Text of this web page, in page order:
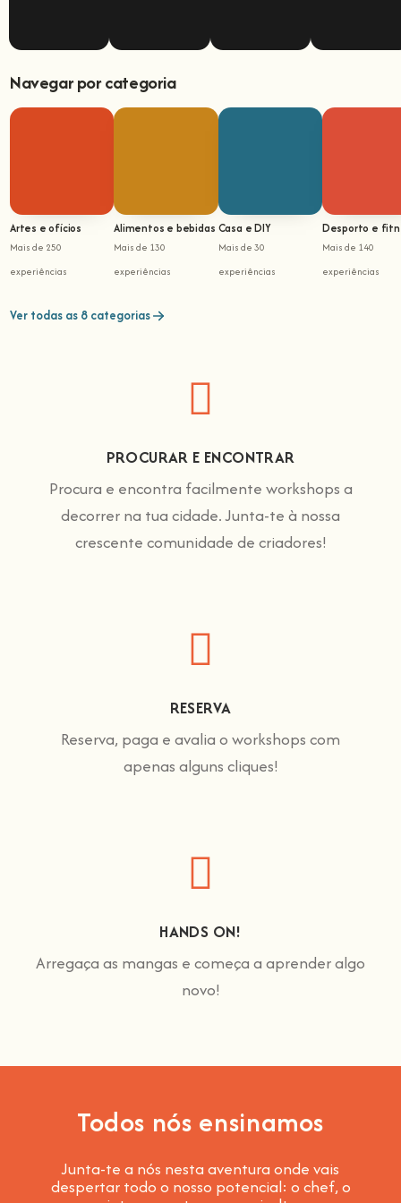
Navegar por categoria
Artes e ofícios
Mais de 250
experiências
Alimentos e bebidas
Mais de 130
experiências
Casa e DIY
Mais de 30
experiências
Desporto e
Mais de 140
experiências
Ver todas as 8 categorias
PROCURAR E ENCONTRAR
Procura e encontra facilmente workshops a
decorrer na tua cidade. Junta-te à nossa
crescente comunidade de criadores!
RESERVA
Reserva, paga e avalia o workshops com
apenas alguns cliques!
HANDS ON!
Arregaça as mangas e começa a aprender algo
novo!
Todos nós ensinamos
Junta-te a nós nesta aventura onde vais
despertar todo o nosso potencial: o chef, o